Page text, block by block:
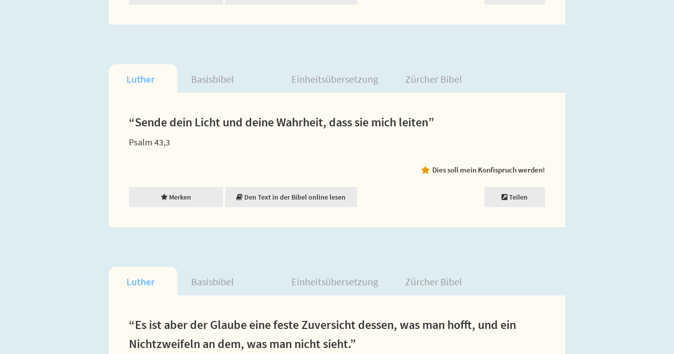
Luther Basisbibel Einheitsübersetzung Zürcher Bibel
“Sende dein Licht und deine Wahrheit, dass sie mich leiten”
Psalm 43,3
Dies soll mein Konfispruch werden!
Merken Den Text in der Bibel online lesen Teilen
Luther Basisbibel Einheitsübersetzung Zürcher Bibel
“Es ist aber der Glaube eine feste Zuversicht dessen, was man hofft, und ein
Nichtzweifeln an dem, was man nicht sieht.”